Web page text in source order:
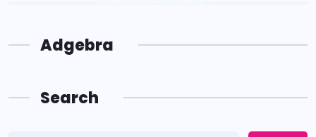
Adgebra
Search